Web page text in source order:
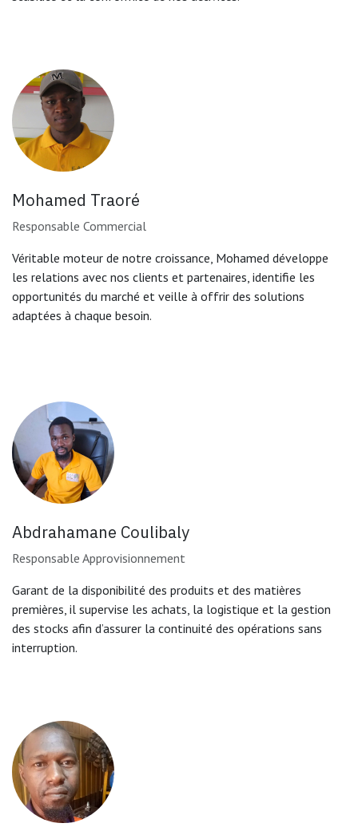
Mohamed Traoré
Responsable Commercial
Véritable moteur de notre croissance, Mohamed développe
les relations avec nos clients et partenaires, identifie les
opportunités du marché et veille à offrir des solutions
adaptées à chaque besoin.
Abdrahamane Coulibaly
Responsable Approvisionnement
Garant de la disponibilité des produits et des matières
premières, il supervise les achats, la logistique et la gestion
des stocks afin d’assurer la continuité des opérations sans
interruption.